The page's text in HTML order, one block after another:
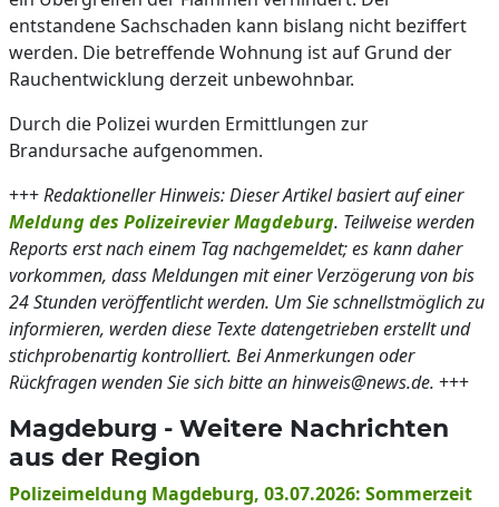
entstandene Sachschaden kann bislang nicht beziffert
werden. Die betreffende Wohnung ist auf Grund der
Rauchentwicklung derzeit unbewohnbar.
Durch die Polizei wurden Ermittlungen zur
Brandursache aufgenommen.
+++Redaktioneller Hinweis: Dieser Artikel basiert auf einer
Meldung des Polizeirevier Magdeburg. Teilweise werden
Reports erst nach einem Tag nachgemeldet; es kann daher
vorkommen, dass Meldungen mit einer Verzögerung von bis
24 Stunden veröffentlicht werden. Um Sie schnellstmöglich zu
informieren, werden diese Texte datengetrieben erstellt und
stichprobenartig kontrolliert. Bei Anmerkungen oder
Rückfragen wenden Sie sich bitte an hinweis@news.de. +++
Magdeburg - Weitere Nachrichten
aus der Region
Polizeimeldung Magdeburg, 03.07.2026: Sommerzeit